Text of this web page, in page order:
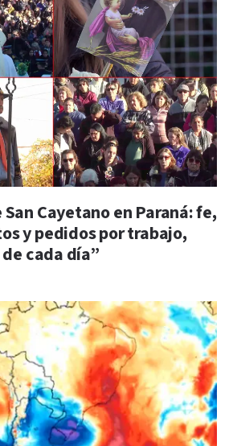
Cayetano en Paraná: fe,
y pedidos por trabajo,
cada día”